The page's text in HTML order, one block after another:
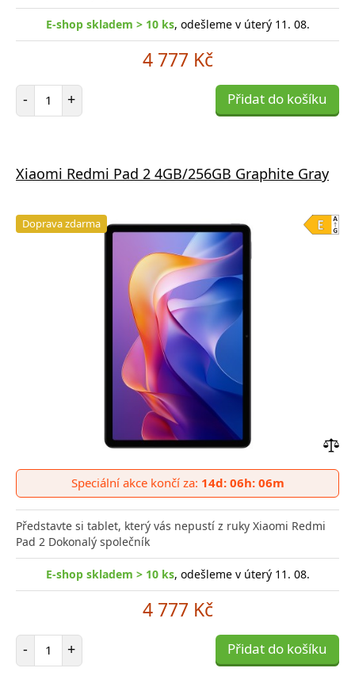
E-shop skladem > 10 ks, odešleme v úterý 11. 08.
4 777 Kč
- Počet položek
+ Přidat do košíku
Xiaomi Redmi Pad 2 4GB/256GB Graphite Gray
Doprava zdarma
do
Speciální akce končí za: 14d: 06h: 06m
Představte si tablet, který vás nepustí z ruky Xiaomi Redmi
Pad 2 Dokonalý společník
E-shop skladem > 10 ks, odešleme v úterý 11. 08.
4 777 Kč
- Počet položek
+ Přidat do košíku